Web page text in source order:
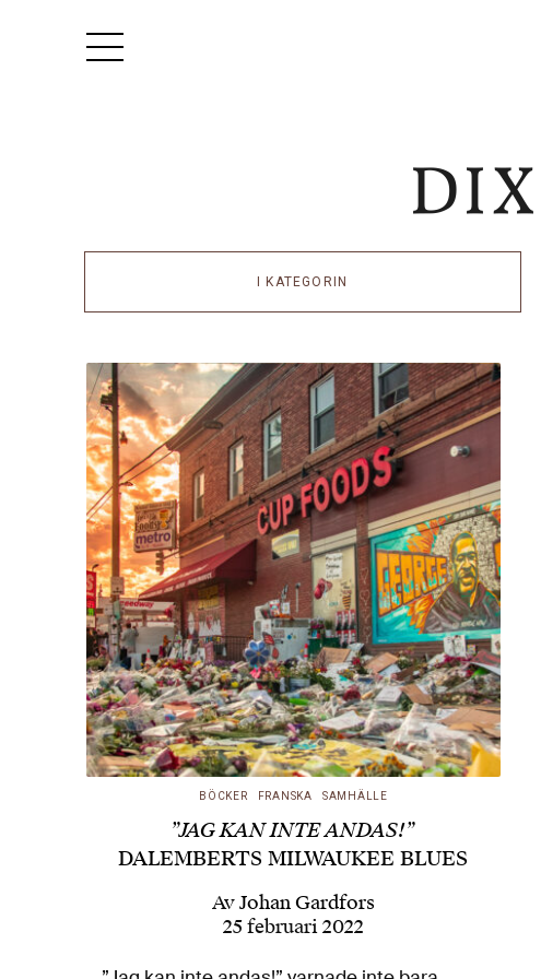
I KATEGORIN
BÖCKER FRANSKA SAMHÄLLE
”JAG KAN INTE ANDAS!”
DALEMBERTS MILWAUKEE BLUES
AvJohan Gardfors
25 februari 2022